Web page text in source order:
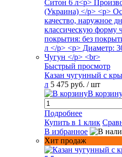
Быстрый просмотр
Казан чугунный с
л 5 475 руб. / шт
В
Подробнее
Купить в 1 клик
В избранное
Хит продаж